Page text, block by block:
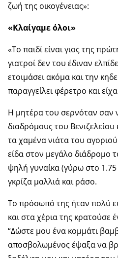
ζωή της οικογένειας»:
«Κλαίγαμε όλοι»
«Το παιδί είναι γιος της
γιατροί δεν του έδιναν
ετοιμάσει ακόμα και την
παραγγείλει φέρετρο και
Η μητέρα του σερνόταν σαν
διαδρόμους του Βενιζελείου
τα χαμένα νιάτα του
είδα στον μεγάλο διάδρομο
ψηλή γυναίκα (γύρω στο
γκρίζα μαλλιά και ράσο.
Το πρόσωπό της ήταν πολύ
και στα χέρια της κρατούσε
“Δώστε μου ένα κομμάτι
αποσβολωμένος έψαξα να